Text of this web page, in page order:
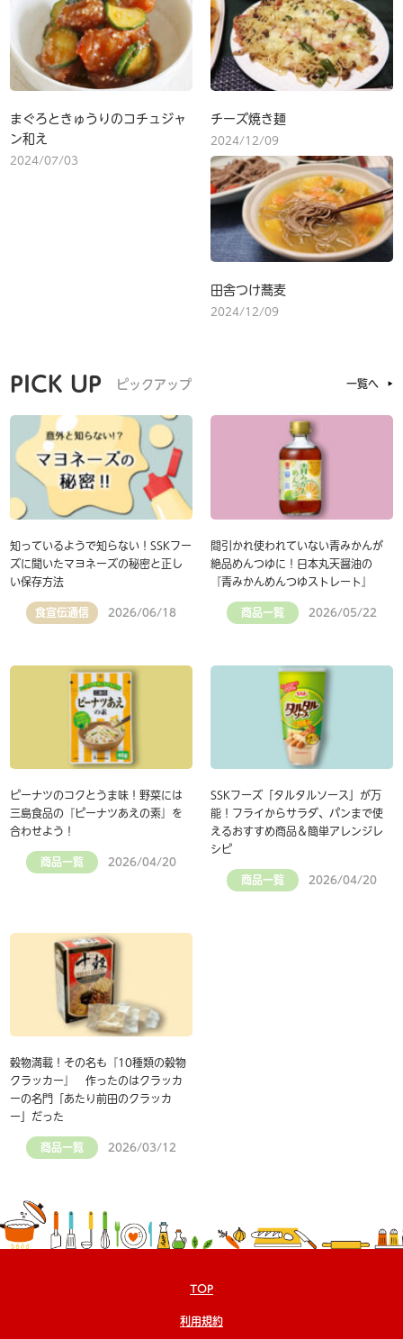
まぐろときゅうりのコチュジャ
ン和え
2024/07/03
チーズ焼き麺
2024/12/09
田舎つけ蕎麦
2024/12/09
PICK UP ピックアップ 一覧へ
知っているようで知らない！SSKフー
ズに聞いたマヨネーズの秘密と正し
い保存方法
食宣伝通信 2026/06/18
間引かれ使われていない青みかんが
絶品めんつゆに！日本丸天醤油の
『青みかんめんつゆストレート』
商品一覧 2026/05/22
ピーナツのコクとうま味！野菜には
三島食品の『ピーナツあえの素』を
合わせよう！
商品一覧 2026/04/20
SSKフーズ「タルタルソース」が万
能！フライからサラダ、パンまで使
えるおすすめ商品＆簡単アレンジレ
シピ
商品一覧 2026/04/20
穀物満載！その名も『10種類の穀物
クラッカー』 作ったのはクラッカ
ーの名門「あたり前田のクラッカ
ー」だった
商品一覧 2026/03/12
TOP
利用規約